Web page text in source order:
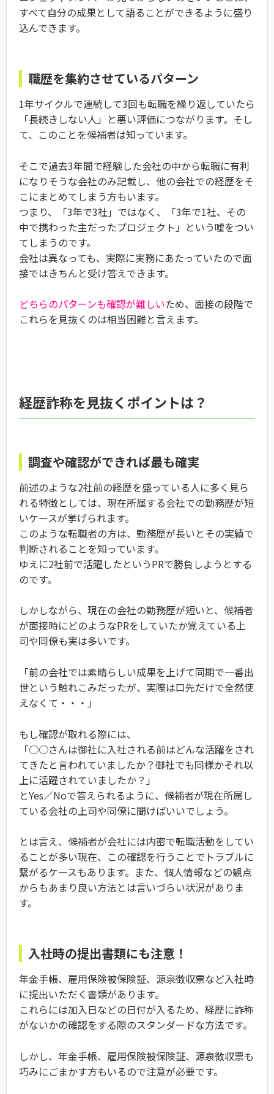
すべて自分の成果として語ることができるように盛り
込んできます。
職歴を集約させているパターン
1年サイクルで連続して3回も転職を繰り返していたら
「長続きしない人」と悪い評価につながります。そし
て、このことを候補者は知っています。
そこで過去3年間で経験した会社の中から転職に有利
になりそうな会社のみ記載し、他の会社での経歴をそ
こにまとめてしまう方もいます。
つまり、「3年で3社」ではなく、「3年で1社、その
中で携わった主だったプロジェクト」という嘘をつい
てしまうのです。
会社は異なっても、実際に実務にあたっていたので面
接ではきちんと受け答えできます。
どちらのパターンも確認が難しいため、面接の段階で
これらを見抜くのは相当困難と言えます。
経歴詐称を見抜くポイントは？
調査や確認ができれば最も確実
前述のような2社前の経歴を盛っている人に多く見ら
れる特徴としては、現在所属する会社での勤務歴が短
いケースが挙げられます。
このような転職者の方は、勤務歴が長いとその実績で
判断されることを知っています。
ゆえに2社前で活躍したというPRで勝負しようとする
のです。
しかしながら、現在の会社の勤務歴が短いと、候補者
が面接時にどのようなPRをしていたか覚えている上
司や同僚も実は多いです。
「前の会社では素晴らしい成果を上げて同期で一番出
世という触れこみだったが、実際は口先だけで全然使
えなくて・・・」
もし確認が取れる際には、
「○○さんは御社に入社される前はどんな活躍をされ
てきたと言われていましたか？御社でも同様かそれ以
上に活躍されていましたか？」
とYes／Noで答えられるように、候補者が現在所属し
ている会社の上司や同僚に聞けばいいでしょう。
とは言え、候補者が会社には内密で転職活動をしてい
ることが多い現在、この確認を行うことでトラブルに
繋がるケースもあります。また、個人情報などの観点
からもあまり良い方法とは言いづらい状況がありま
す。
入社時の提出書類にも注意！
年金手帳、雇用保険被保険証、源泉徴収票など入社時
に提出いただく書類があります。
これらには加入日などの日付が入るため、経歴に詐称
がないかの確認をする際のスタンダードな方法です。
しかし、年金手帳、雇用保険被保険証、源泉徴収票も
巧みにごまかす方もいるので注意が必要です。